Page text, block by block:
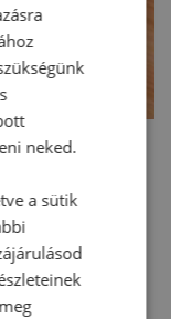
neked.
a sütik